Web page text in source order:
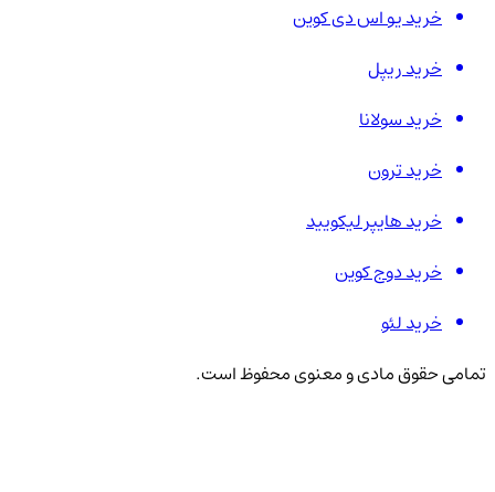
خرید یو اس دی کوین
خرید ریپل
خرید سولانا
خرید ترون
خرید هایپر لیکویید
خرید دوج کوین
خرید لئو
تمامی حقوق مادی و معنوی محفوظ است.